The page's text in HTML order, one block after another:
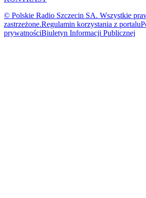
© Polskie Radio Szczecin SA. Wszystkie
zastrzeżone.Regulamin korzystania z portalu
prywatnościBiuletyn Informacji Publicznej